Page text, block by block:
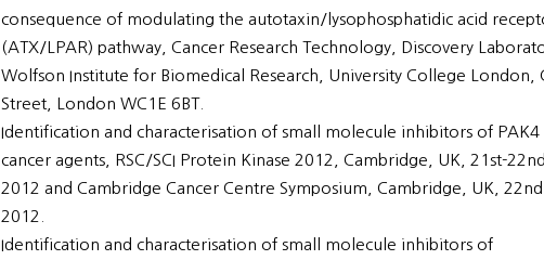
consequence of modulating the autotaxin/lysophosphatidic acid
(ATX/LPAR) pathway, Cancer Research Technology, Discovery
Wolfson Institute for Biomedical Research, University College London,
Street, London WC1E 6BT.
Identification and characterisation of small molecule inhibitors of PAK4
cancer agents, RSC/SCI Protein Kinase 2012, Cambridge, UK, 21st-
2012 and Cambridge Cancer Centre Symposium, Cambridge, UK, 22nd
2012.
Identification and characterisation of small molecule inhibitors of